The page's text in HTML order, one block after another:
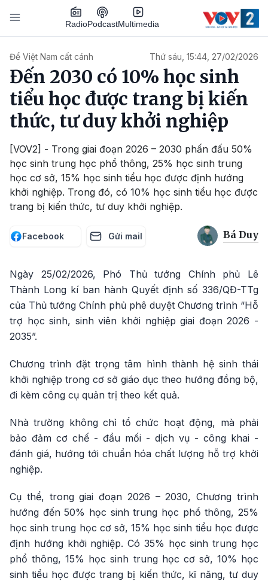
Nhảy đến nội dung
RadioPodcastMultimedia
Để Việt Nam cất cánh Thứ sáu, 15:44, 27/02/2026
Đến 2030 có 10% học sinh
tiểu học được trang bị kiến
thức, tư duy khởi nghiệp
[VOV2] - Trong giai đoạn 2026 – 2030 phấn đấu 50%
học sinh trung học phổ thông, 25% học sinh trung
học cơ sở, 15% học sinh tiểu học được định hướng
khởi nghiệp. Trong đó, có 10% học sinh tiểu học được
trang bị kiến thức, tư duy khởi nghiệp.
Facebook Gửi mail Bá Duy
Ngày 25/02/2026, Phó Thủ tướng Chính phủ Lê
Thành Long kí ban hành Quyết định số 336/QĐ-TTg
của Thủ tướng Chính phủ phê duyệt Chương trình “Hỗ
trợ học sinh, sinh viên khởi nghiệp giai đoạn 2026 -
2035”.
Chương trình đặt trọng tâm hình thành hệ sinh thái
khởi nghiệp trong cơ sở giáo dục theo hướng đồng bộ,
đi kèm công cụ quản trị theo kết quả.
Nhà trường không chỉ tổ chức hoạt động, mà phải
bảo đảm cơ chế - đầu mối - dịch vụ - công khai -
đánh giá, hướng tới chuẩn hóa chất lượng hỗ trợ khởi
nghiệp.
Cụ thể, trong giai đoạn 2026 – 2030, Chương trình
hướng đến 50% học sinh trung học phổ thông, 25%
học sinh trung học cơ sở, 15% học sinh tiểu học được
định hướng khởi nghiệp. Có 35% học sinh trung học
phổ thông, 15% học sinh trung học cơ sở, 10% học
sinh tiểu học được trang bị kiến thức, kĩ năng, tư duy